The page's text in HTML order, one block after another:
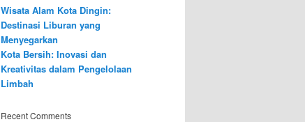
Wisata Alam Kota Dingin:
Destinasi Liburan yang
Menyegarkan
Kota Bersih: Inovasi dan
Kreativitas dalam Pengelolaan
Limbah
Recent Comments